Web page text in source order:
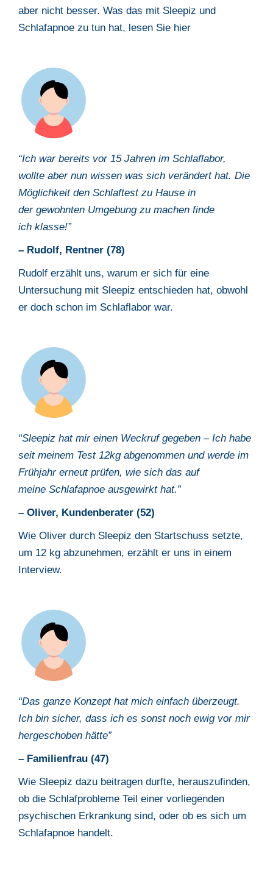
aber nicht besser. Was das mit Sleepiz und
Schlafapnoe zu tun hat, lesen Sie hier
“Ich war bereits vor 15 Jahren im Schlaflabor,
wollte aber nun wissen was sich verändert hat. Die
Möglichkeit den Schlaftest zu Hause in
der gewohnten Umgebung zu machen finde
ich klasse!”
– Rudolf, Rentner (78)
Rudolf erzählt uns, warum er sich für eine
Untersuchung mit Sleepiz entschieden hat, obwohl
er doch schon im Schlaflabor war.
“Sleepiz hat mir einen Weckruf gegeben – Ich habe
seit meinem Test 12kg abgenommen und werde im
Frühjahr erneut prüfen, wie sich das auf
meine Schlafapnoe ausgewirkt hat.”
– Oliver, Kundenberater (52)
Wie Oliver durch Sleepiz den Startschuss setzte,
um 12 kg abzunehmen, erzählt er uns in einem
Interview.
“Das ganze Konzept hat mich einfach überzeugt.
Ich bin sicher, dass ich es sonst noch ewig vor mir
hergeschoben hätte”
– Familienfrau (47)
Wie Sleepiz dazu beitragen durfte, herauszufinden,
ob die Schlafprobleme Teil einer vorliegenden
psychischen Erkrankung sind, oder ob es sich um
Schlafapnoe handelt.